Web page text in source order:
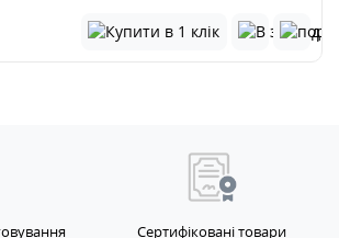
Сертифіковані товари